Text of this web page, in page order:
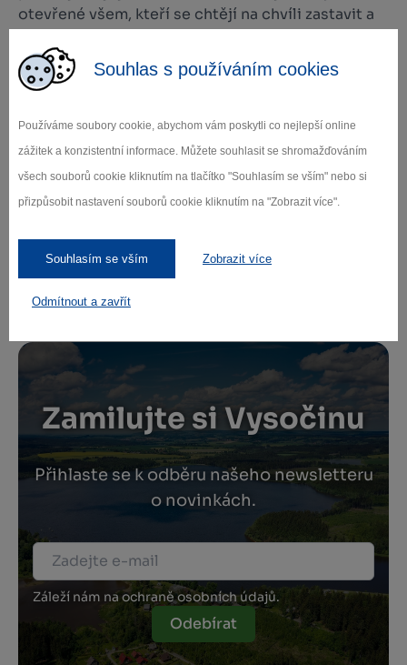
Souhlas s používáním cookies
Používáme soubory cookie, abychom vám poskytli co nejlepší online
zážitek a konzistentní informace. Můžete souhlasit se shromažďováním
všech souborů cookie kliknutím na tlačítko "Souhlasím se vším" nebo si
přizpůsobit nastavení souborů cookie kliknutím na "Zobrazit více".
Souhlasím se vším Zobrazit více
Odmítnout a zavřít
otevřené všem, kteří se chtějí na chvíli zastavit a
Zdroj.
+
−
Zamilujte si Vysočinu
Přihlaste se k odběru našeho newsletteru
o novinkách.
Záleží nám na ochraně osobních údajů.
Odebírat